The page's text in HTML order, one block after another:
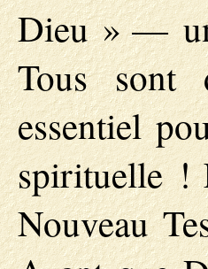
Dieu » —
Tous sont
essentiel
spirituelle !
Nouveau